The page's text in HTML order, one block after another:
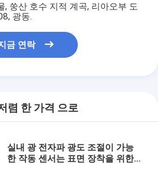
, 쑹산 호수 지적 계곡, 리아오부 도
광동.
금 연락
렴 한 가격 으로
실내 광 전자파 광도 조절이 가능
한 작동 센서는 표면 장착을 위한